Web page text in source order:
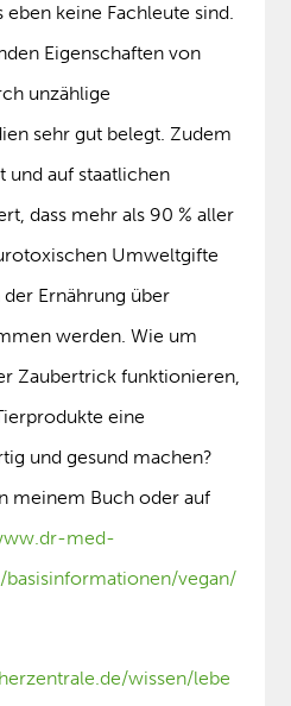
eben keine Fachleute sind.
Eigenschaften von
unzählige
sehr gut belegt. Zudem
und auf staatlichen
dass mehr als 90 % aller
Umweltgifte
Ernährung über
werden. Wie um
Zaubertrick funktionieren,
eine
und gesund machen?
meinem Buch oder auf
med-
vegan/
wissen/lebe